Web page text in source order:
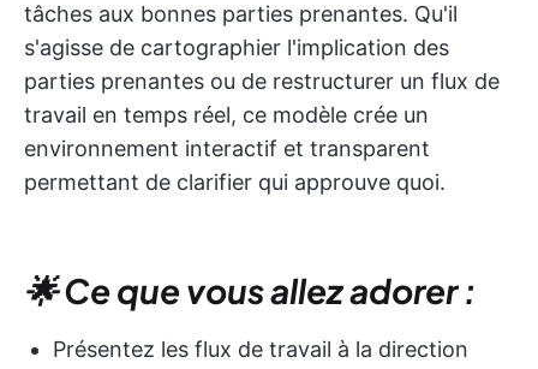
tâches aux bonnes parties prenantes. Qu'il
s'agisse de cartographier l'implication des
parties prenantes ou de restructurer un flux de
travail en temps réel, ce modèle crée un
environnement interactif et transparent
permettant de clarifier qui approuve quoi.
🌟 Ce que vous allez adorer :
Présentez les flux de travail à la direction